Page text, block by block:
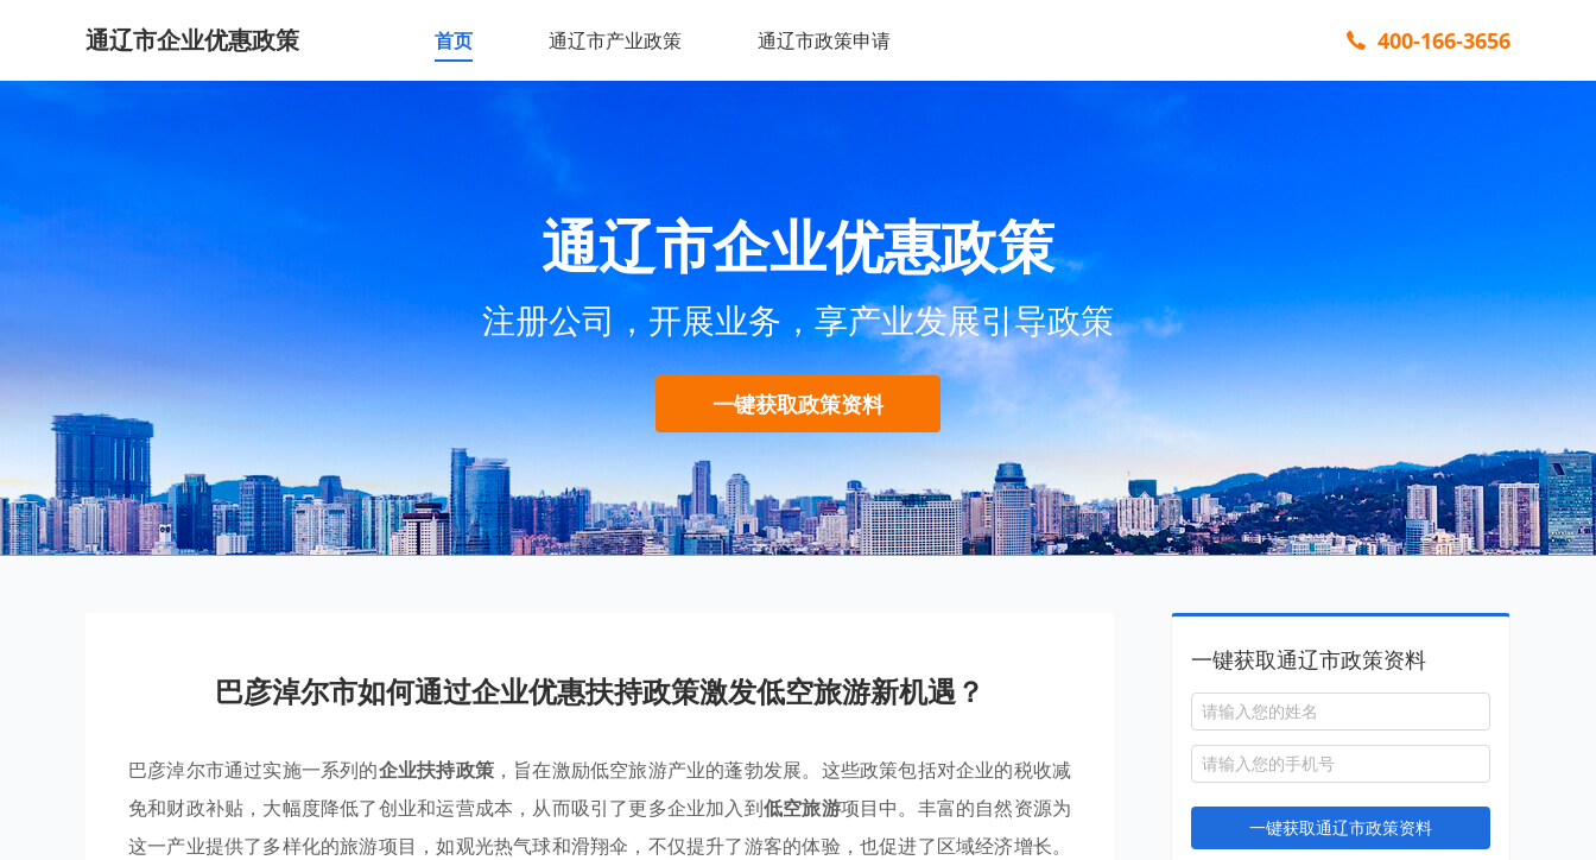
通辽市企业优惠政策 首页 通辽市产业政策 通辽市政策申请 400-166-3656
通辽市企业优惠政策
注册公司，开展业务，享产业发展引导政策
一键获取政策资料
巴彦淖尔市如何通过企业优惠扶持政策激发低空旅游新机遇？
巴彦淖尔市通过实施一系列的企业扶持政策，旨在激励低空旅游产业的蓬勃发展。这些政策包括对企业的税收减
免和财政补贴，大幅度降低了创业和运营成本，从而吸引了更多企业加入到低空旅游项目中。丰富的自然资源为
这一产业提供了多样化的旅游项目，如观光热气球和滑翔伞，不仅提升了游客的体验，也促进了区域经济增长。
一键获取通辽市政策资料
一键获取通辽市政策资料